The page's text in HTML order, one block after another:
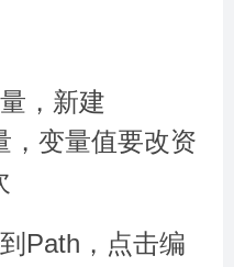
，新建
，变量值要改资
Path，点击编